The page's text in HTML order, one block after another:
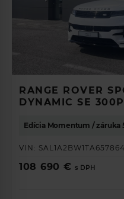
RANGE ROVER
DYNAMIC SE
Edícia Momentum / záruka
VIN: SAL1A2BW1TA657864
108 690 € s DPH